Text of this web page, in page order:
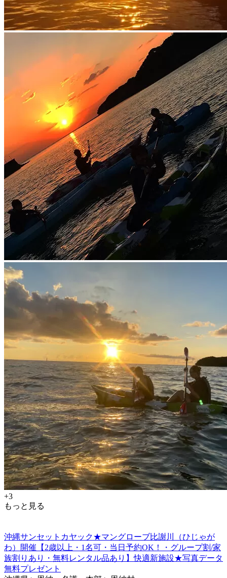
+3
もっと見る
沖縄サンセットカヤック★マングローブ比謝川（ひじゃが
わ）開催【2歳以上・1名可・当日予約OK！・グループ割/家
族割りあり・無料レンタル品あり】快適新施設★写真データ
無料プレゼント